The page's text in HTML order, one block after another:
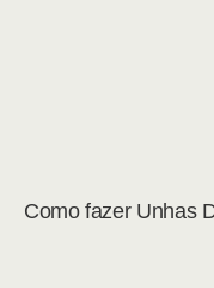
Como fazer Unhas